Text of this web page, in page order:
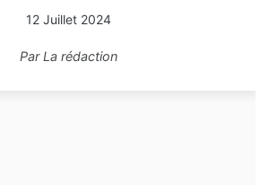
12 Juillet 2024
ParLa rédaction